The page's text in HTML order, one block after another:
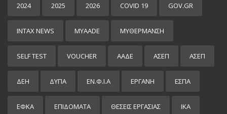
2024 2025 2026 COVID 19 GOV.GR
INTAX NEWS MYAADE MYΘΈΡΜΑΝΣΗ
SELF TEST VOUCHER ΑΑΔΕ ΑΣΕΠ ΑΣΕΠ
ΔΕΗ ΔΥΠΑ ΕΝ.Φ.Ι.Α ΕΡΓΑΝΗ ΕΣΠΑ
ΕΦΚΑ ΕΠΙΔΌΜΑΤΑ ΘΕΣΕΙΣ ΕΡΓΑΣΙΑΣ ΙΚΑ